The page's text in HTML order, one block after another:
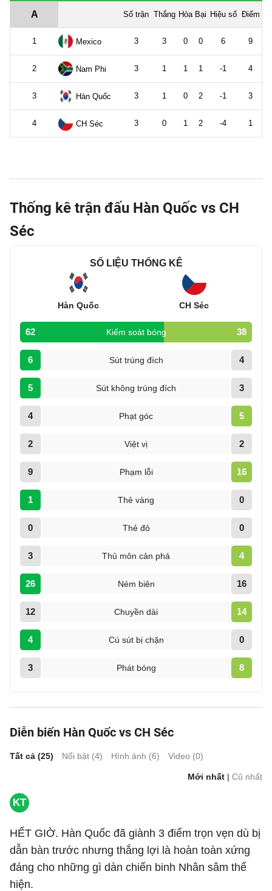
Thống kê trận đấu Hàn Quốc vs CH
Séc
SỐ LIỆU THỐNG KÊ
Hàn Quốc CH Séc
62 Kiếm soát bóng 38
6 Sút trúng đích 4
5 Sút không trúng đích 3
4 Phạt góc 5
2 Việt vị 2
9 Phạm lỗi 16
1 Thẻ vàng 0
0 Thẻ đỏ 0
3 Thủ môn cản phá 4
26 Ném biên 16
12 Chuyền dài 14
4 Cú sút bị chặn 0
3 Phát bóng 8
Diễn biến Hàn Quốc vs CH Séc
Tất cả (25) Nổi bật (4) Hình ảnh (6) Video (0)
Mới nhất | Cũ nhất
KT
HẾT GIỜ. Hàn Quốc đã giành 3 điểm trọn vẹn dù bị
dẫn bàn trước nhưng thắng lợi là hoàn toàn xứng
đáng cho những gì dàn chiến binh Nhân sâm thể
hiện.